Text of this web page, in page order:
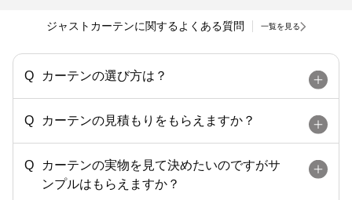
ジャストカーテンに関するよくある質問 一覧を見る
カーテンの選び方は？
カーテンの見積もりをもらえますか？
カーテンの実物を見て決めたいのですがサ
ンプルはもらえますか？